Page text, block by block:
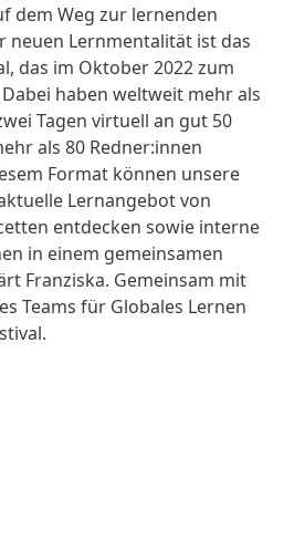
dem Weg zur lernenden
neuen Lernmentalität ist das
das im Oktober 2022 zum
haben weltweit mehr als
Tagen virtuell an gut 50
als 80 Redner:innen
Format können unsere
Lernangebot von
entdecken sowie interne
in einem gemeinsamen
Franziska. Gemeinsam mit
Teams für Globales Lernen